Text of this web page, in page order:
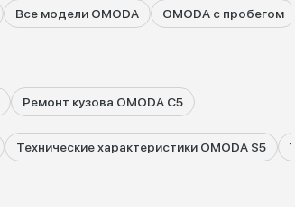
Все модели OMODA OMODA с пробегом
Ремонт кузова OMODA C5
Технические характеристики OMODA S5